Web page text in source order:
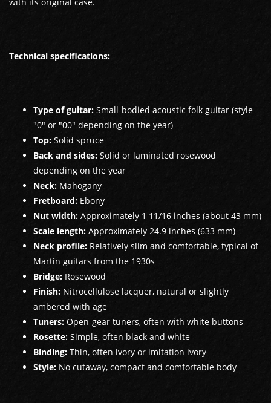
Technical specifications:
Type of guitar: Small-bodied acoustic folk guitar (style
"0" or "00" depending on the year)
Top: Solid spruce
Back and sides: Solid or laminated rosewood
depending on the year
Neck: Mahogany
Fretboard: Ebony
Nut width: Approximately 1 11/16 inches (about 43 mm)
Scale length: Approximately 24.9 inches (633 mm)
Neck profile: Relatively slim and comfortable, typical of
Martin guitars from the 1930s
Bridge: Rosewood
Finish: Nitrocellulose lacquer, natural or slightly
ambered with age
Tuners: Open-gear tuners, often with white buttons
Rosette: Simple, often black and white
Binding: Thin, often ivory or imitation ivory
Style: No cutaway, compact and comfortable body